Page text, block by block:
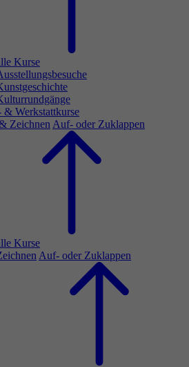
Kurse
& Werkstattkurse
Zeichnen Auf- oder Zuklappen
Kurse
Auf- oder Zuklappen